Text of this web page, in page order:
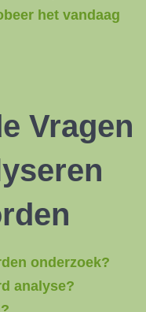
het vandaag
Vragen
onderzoek?
analyse?